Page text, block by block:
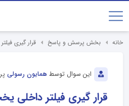
خانه بخش پرسش و پاسخ قرار گیری
این سوال توسط همایون رسولی
قرار گیری فیلتر داخلی